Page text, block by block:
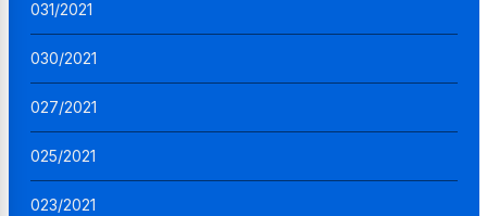
031/2021
030/2021
027/2021
025/2021
023/2021